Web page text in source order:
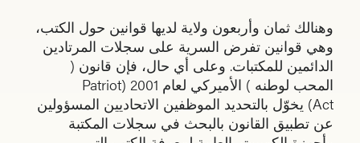
وهنالك ثمان وأربعون ولاية لديها قوانين حول الكتب،
وهي قوانين تفرض السرية على سجلات المرتادين
الدائمين للمكتبات. وعلى أي حال، فإن قانون (
المحب لوطنه ) الأميركي لعام 2001 (Patriot
Act) يخوّل بالتحديد الموظفين الاتحاديين المسؤولين
عن تطبيق القانون بالبحث في سجلات المكتبة